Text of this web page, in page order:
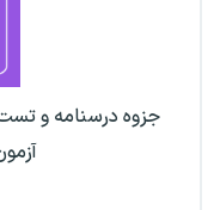
جزوه درسنامه و